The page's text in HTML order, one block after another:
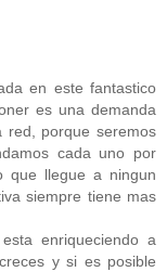
en este fantastico
es una demanda
red, porque seremos
cada uno por
que llegue a ningun
siempre tiene mas
enriqueciendo a
y si es posible